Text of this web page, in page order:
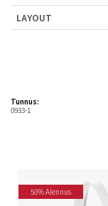
LAYOUT
Tunnus:
0933-1
50% Alennus